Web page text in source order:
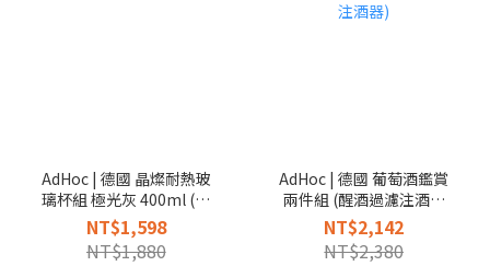
AdHoc | 德國 晶燦耐熱玻
璃杯組 極光灰 400ml (二
入)
NT$1,598
NT$1,880
AdHoc | 德國 葡萄酒鑑賞
兩件組 (醒酒過濾注酒器
+過濾注酒器)
NT$2,142
NT$2,380